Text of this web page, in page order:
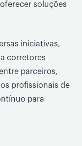
soluções
iniciativas,
corretores
parceiros,
profissionais de
para